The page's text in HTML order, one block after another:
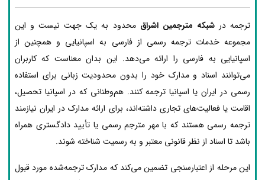
ترجمه درشبکه مترجمین اشراق محدود به یک جهت نیست و این
مجموعه خدمات ترجمه رسمی از فارسی به اسپانیایی و همچنین از
اسپانیایی به فارسی را ارائه می‌دهد. این بدان معناست که کاربران
می‌توانند اسناد و مدارک خود را بدون محدودیت زبانی برای استفاده
رسمی در ایران یا اسپانیا ترجمه کنند. هم‌وطنانی که در اسپانیا تحصیل،
اقامت یا فعالیت‌های تجاری داشته‌اند، برای ارائه مدارک در ایران نیازمند
ترجمه رسمی هستند که با مهر مترجم رسمی یا تأیید دادگستری همراه
باشد تا اسناد از نظر قانونی معتبر و به رسمیت شناخته شوند.
این مرحله از اعتبارسنجی تضمین می‌کند که مدارک ترجمه‌شده مورد قبول